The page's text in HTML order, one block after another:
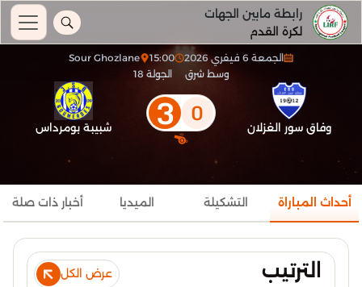
رابطة مابين الجهات
لكرة القدم
الجمعة 6 فيفري 2026 15:00
Sour Ghozlane
وسط شرق
الجولة 18
وفاق سور الغزلان 0
3 شبيبة بومرداس
أحداث المباراة التشكيلة الميديا أخبار ذات صلة
الترتيب عرض الكل